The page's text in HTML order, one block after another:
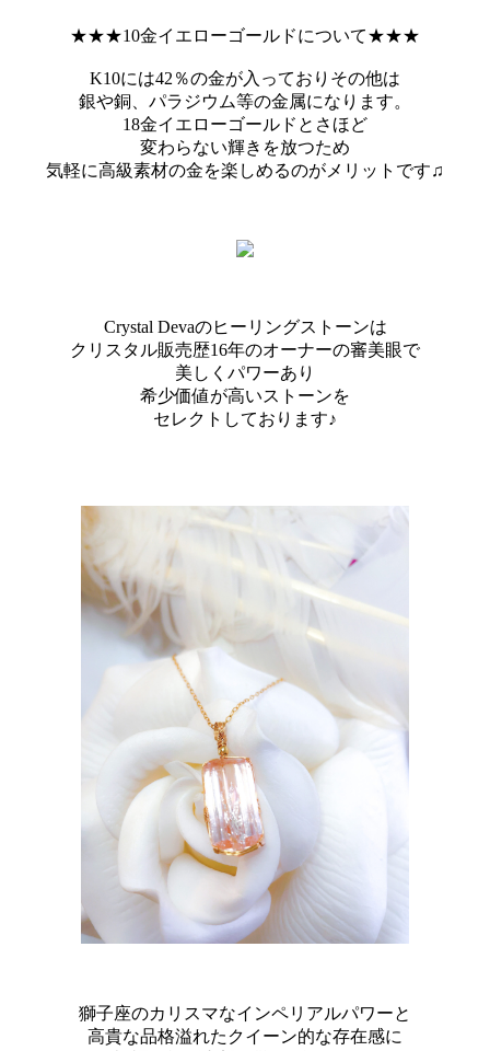
★★★10金イエローゴールドについて★★★
K10には42％の金が入っておりその他は
銀や銅、パラジウム等の金属になります。
18金イエローゴールドとさほど
変わらない輝きを放つため
気軽に高級素材の金を楽しめるのがメリットです♫
Crystal Devaのヒーリングストーンは
クリスタル販売歴16年のオーナーの審美眼で
美しくパワーあり
希少価値が高いストーンを
セレクトしております♪
獅子座のカリスマなインペリアルパワーと
高貴な品格溢れたクイーン的な存在感に